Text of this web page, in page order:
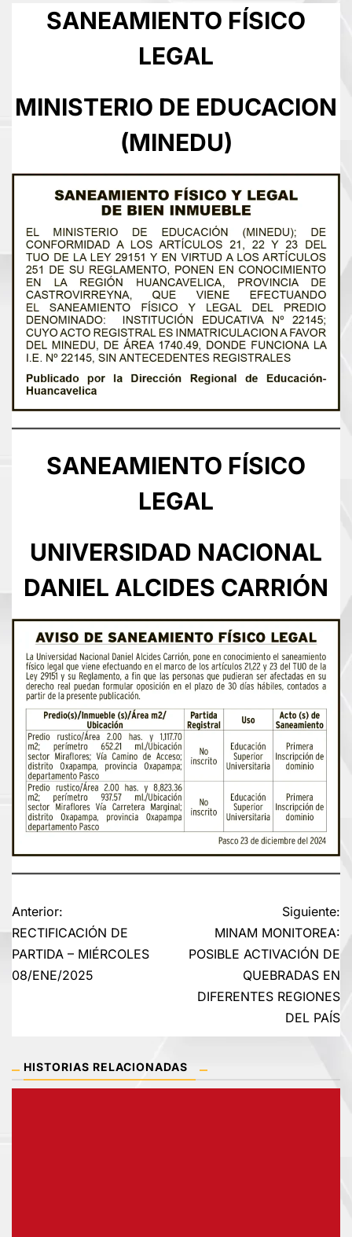
SANEAMIENTO FÍSICO
LEGAL
MINISTERIO DE EDUCACION
(MINEDU)
SANEAMIENTO FÍSICO
LEGAL
UNIVERSIDAD NACIONAL
DANIEL ALCIDES CARRIÓN
Navegación
de
entradas
Anterior:
RECTIFICACIÓN DE
PARTIDA – MIÉRCOLES
08/ENE/2025
Siguiente:
MINAM MONITOREA:
POSIBLE ACTIVACIÓN DE
QUEBRADAS EN
DIFERENTES REGIONES
DEL PAÍS
HISTORIAS RELACIONADAS